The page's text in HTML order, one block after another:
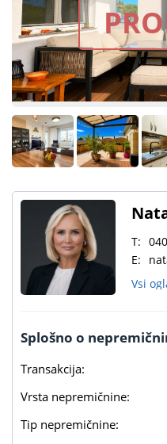
T:
E:
Vsi
Splošno o
Transakcija:
Vrsta nepremičnine:
Tip nepremičnine: